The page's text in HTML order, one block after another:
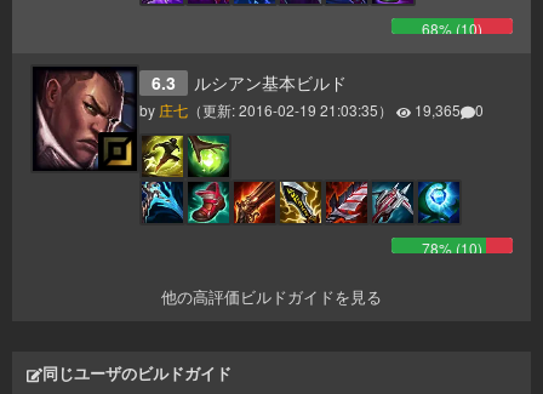
68% (10)
6.3 ルシアン基本ビルド
by 庄七 （更新:2016-02-19 21:03:35） 19,365 0
78% (10)
他の高評価ビルドガイドを見る
同じユーザのビルドガイド